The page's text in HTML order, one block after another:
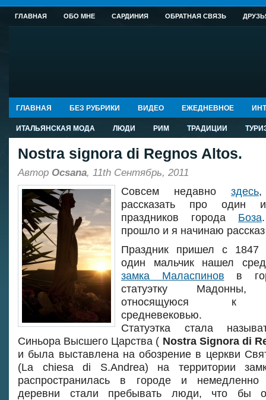
ГЛАВНАЯ ОБО МНЕ САРДИНИЯ ОБРАТНАЯ СВЯЗЬ
ГЛАВНАЯ БЕЗ РУБРИКИ ВИДЕО ЕЖЕДНЕВНОЕ
ИТАЛЬЯНСКАЯ МОДА
ЛЮДИ РИМ ТРАДИЦИИ
Nostra signora di Regnos Altos.
Автор Ocsana, 11th Сентябрь, 2011
Совсем недавно здесь,
рассказать про один
праздников города Боза
прошло и я начинаю рассказ
Праздник пришел с 1847
один мальчик нашел
замка Маласпинов в
статуэтку Мадонны,
относящуюся к
средневековью.
Статуэтка стала
Синьора Высшего Царства ( Nostra Signora di
и была выставлена на обозрение в церкви
(La chiesa di S.Andrea) на территории
распространилась в городе и
деревни стали пребывать люди, что бы